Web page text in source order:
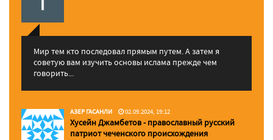
Мир тем кто последовал прямым путем. А затем я
советую вам изучить основы ислама прежде чем
говорить...
АЗЕР ГАСАНЛИ 02.09.2024, 19:12
Хусейн Джамбетов - православный русский
патриот чеченского происхождения